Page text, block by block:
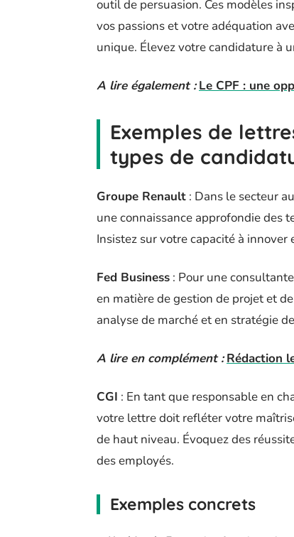
outil de persuasion. Ces modèles
vos passions et votre adéquation
unique. Élevez votre candidature à
A lire également : Le CPF : une
Exemples de
types de
Groupe Renault : Dans le secteur
une connaissance approfondie des
Insistez sur votre capacité à
Fed Business : Pour une
en matière de gestion de projet et
analyse de marché et en stratégie
A lire en complément : Rédaction
CGI : En tant que responsable en
votre lettre doit refléter votre
de haut niveau. Évoquez des
des employés.
Exemples concrets